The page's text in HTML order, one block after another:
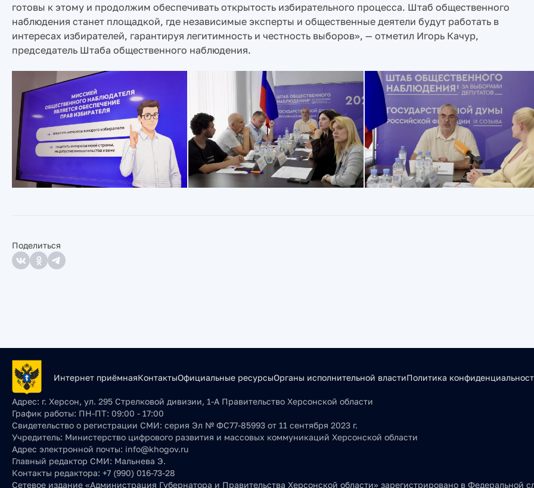
готовы к этому и продолжим обеспечивать открытость избирательного процесса. Штаб общественного
наблюдения станет площадкой, где независимые эксперты и общественные деятели будут работать в
интересах избирателей, гарантируя легитимность и честность выборов», — отметил Игорь Качур,
председатель Штаба общественного наблюдения.
Поделиться
Интернет приёмнаяКонтактыОфициальные ресурсыОрганы исполнительной властиПолитика
Адрес: г. Херсон, ул. 295 Стрелковой дивизии, 1-А Правительство Херсонской области
График работы: ПН-ПТ: 09:00 - 17:00
Свидетельство о регистрации СМИ: серия Эл № ФС77-85993 от 11 сентября 2023 г.
Учредитель: Министерство цифрового развития и массовых коммуникаций Херсонской области
Адрес электронной почты: info@khogov.ru
Главный редактор СМИ: Мальнева Э.
Контакты редактора: +7 (990) 016-73-28
Сетевое издание «Администрация Губернатора и Правительства Херсонской области» зарегистрировано в Федеральной